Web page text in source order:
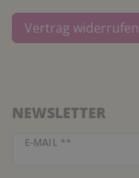
Vertrag widerrufen
NEWSLETTER
E-MAIL **
Newsletter Honig